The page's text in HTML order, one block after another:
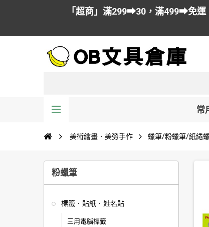
「超商」滿299➡30，滿499➡免運
常
美術繪畫．美勞手作 蠟筆/粉蠟筆/紙綣
粉蠟筆
標籤．貼紙．姓名貼
三用電腦標籤